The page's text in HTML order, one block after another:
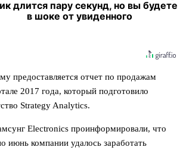
длится пару секунд, но вы будете
в шоке от увиденного
предоставляется отчет по продажам
2017 года, который подготовило
Strategy Analytics.
Electronics проинформировали, что
июнь компании удалось заработать